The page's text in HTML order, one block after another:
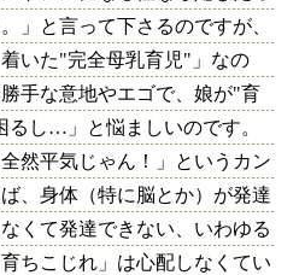
」と言って下さるのですが、
いた"完全母乳育児"」なの
手な意地やエゴで、娘が"育
るし…」と悩ましいのです。
然平気じゃん！」というカン
、身体（特に脳とか）が発達
くて発達できない、いわゆる
ちこじれ」は心配しなくてい